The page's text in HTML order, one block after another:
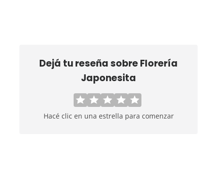
Dejá tu reseña sobreFlorería
Japonesita
Hacé clic en una estrella para comenzar